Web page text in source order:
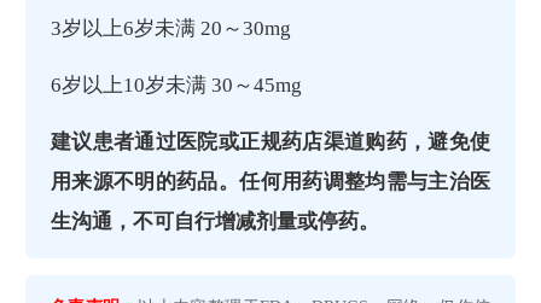
3岁以上6岁未满 20～30mg
6岁以上10岁未满 30～45mg
建议患者通过医院或正规药店渠道购药，避免使
用来源不明的药品。任何用药调整均需与主治医
生沟通，不可自行增减剂量或停药。